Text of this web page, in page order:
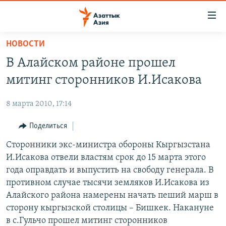
Вернуться
основному
содержанию
навигации
Вернутся
поиску
УЗБЕКИСТАН
ТАДЖИКИСТАН
ВОЙНА В УКРАИНЕ
НА ДРУГИХ ЯЗЫКАХ
ҚАЗАҚША
КЫРГЫЗЧА
ТОҶИКӢ
TÜRKMENÇE
Все сайты РСЕ/РС
НОВОСТИ
В Алайском районе прошел
митинг сторонников И.Исакова
8 марта 2010, 17:14
Поделиться
Сторонники экс-министра обороны Кыргызстана
И.Исакова отвели властям срок до 15 марта этого
года оправдать и выпустить на свободу генерала. В
противном случае тысячи земляков И.Исакова из
Алайского района намерены начать пеший марш в
сторону кыргызской столицы – Бишкек. Накануне
в с.Гульчо прошел митинг сторонников